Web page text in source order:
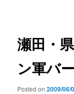
ゲ
ー
ョ
ン
瀬田・
ン軍バ
Posted on2009/06/